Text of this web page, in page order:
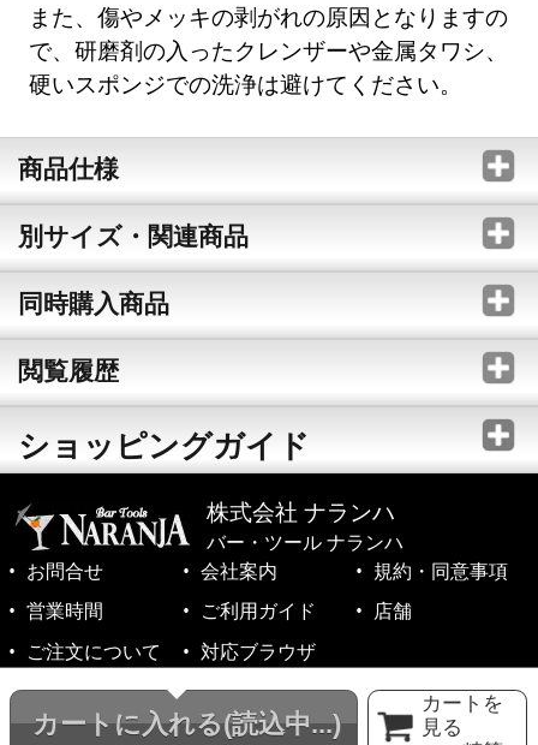
カートに入れる(読込中...)
カートを
見る
また、傷やメッキの剥がれの原因となりますの
で、研磨剤の入ったクレンザーや金属タワシ、
硬いスポンジでの洗浄は避けてください。
商品仕様
別サイズ・関連商品
同時購入商品
閲覧履歴
ショッピングガイド
株式会社 ナランハ
バー・ツール ナランハ
お問合せ
会社案内
規約・同意事項
営業時間
ご利用ガイド
店舗
ご注文について
対応ブラウザ
©1999-2026 NARANJA Inc. All Rights Reserved.